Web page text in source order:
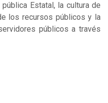
Estatal, la cultura de
los recursos públicos y la
públicos a través